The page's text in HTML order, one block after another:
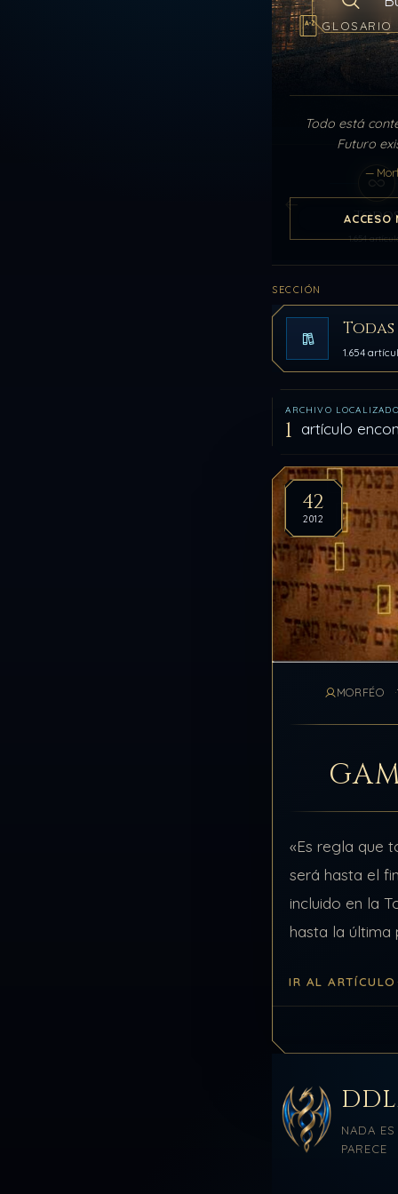
GLOSARIO
Todo está
Futuro
—
ACCESO
Buscar en el
1.654
SECCIÓN
1.654
ARCHIVO LOCALIZADO
1 artículo
42
2012
MORFÉO
«Es regla que
será hasta el
incluido en la
hasta la última
IR AL ARTÍCULO
NADA
PARECE